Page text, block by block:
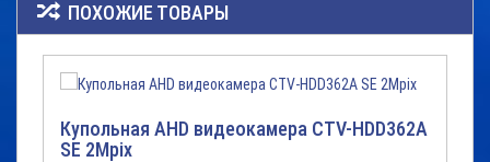
ПОХОЖИЕ ТОВАРЫ
Купольная AHD видеокамера CTV-HDD362A
SE 2Mpix